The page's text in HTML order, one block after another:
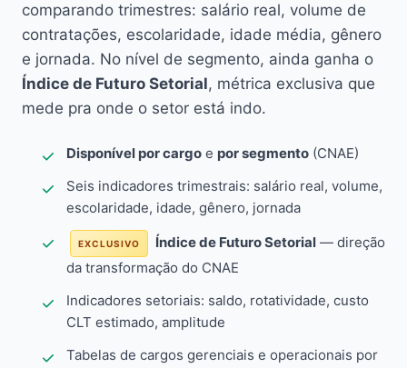
comparando trimestres: salário real, volume de
contratações, escolaridade, idade média, gênero
e jornada. No nível de segmento, ainda ganha o
Índice de Futuro Setorial, métrica exclusiva que
mede pra onde o setor está indo.
Disponível por cargo e por segmento (CNAE)
Seis indicadores trimestrais: salário real, volume,
escolaridade, idade, gênero, jornada
EXCLUSIVO Índice de Futuro Setorial — direção
da transformação do CNAE
Indicadores setoriais: saldo, rotatividade, custo
CLT estimado, amplitude
Tabelas de cargos gerenciais e operacionais por